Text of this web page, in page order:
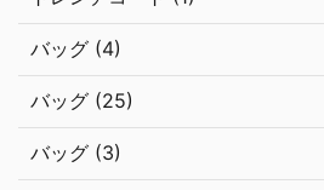
バッグ (4)
バッグ (25)
バッグ (3)